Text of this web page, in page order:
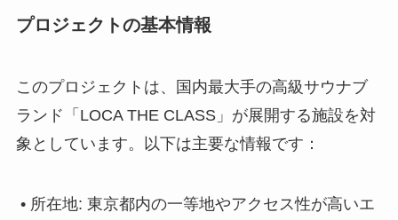
プロジェクトの基本情報
このプロジェクトは、国内最大手の高級サウナブ
ランド「LOCA THE CLASS」が展開する施設を対
象としています。以下は主要な情報です：
• 所在地: 東京都内の一等地やアクセス性が高いエ